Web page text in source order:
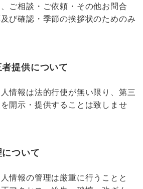
ご相談・ご依頼・その他お問合
び確認・季節の挨拶状のためのみ
提供について
情報は法的行使が無い限り、第三
開示・提供することは致しませ
ついて
情報の管理は厳重に行うことと